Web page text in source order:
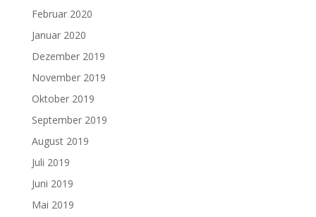
Februar 2020
Januar 2020
Dezember 2019
November 2019
Oktober 2019
September 2019
August 2019
Juli 2019
Juni 2019
Mai 2019